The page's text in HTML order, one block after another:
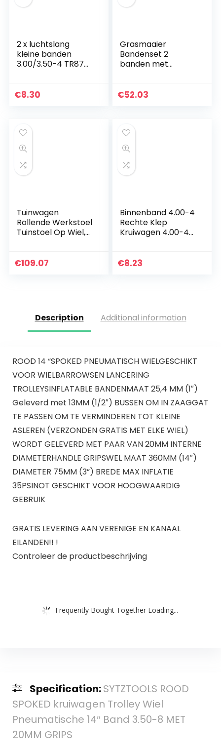
2 x luchtslang
kleine banden
3.00/3.50-4 TR87
banden
€8.30
Grasmaaier
Bandenset 2
banden met
16×6.50-8 4PR
€52.03
Tuinwagen
Rollende Werkstoel
Tuinstoel Op Wiel,
Het Planten Van
€109.07
Binnenband 4.00-4
Rechte Klep
Kruiwagen 4.00-4
€8.23
Description Additional information
ROOD 14 “SPOKED PNEUMATISCH WIELGESCHIKT
VOOR WIELBARROWSEN LANCERING
TROLLEYSINFLATABLE BANDENMAAT 25,4 MM (1″)
Geleverd met 13MM (1/2″) BUSSEN OM IN ZAAGGAT
TE PASSEN OM TE VERMINDEREN TOT KLEINE
ASLEREN (VERZONDEN GRATIS MET ELKE WIEL)
WORDT GELEVERD MET PAAR VAN 20MM INTERNE
DIAMETERHANDLE GRIPSWEL MAAT 360MM (14″)
DIAMETER 75MM (3”) BREDE MAX INFLATIE
35PSINOT GESCHIKT VOOR HOOGWAARDIG
GEBRUIK
GRATIS LEVERING AAN VERENIGE EN KANAAL
EILANDEN!! !
Controleer de productbeschrijving
Frequently Bought Together Loading...
Specification:SYTZTOOLS ROOD
SPOKED kruiwagen Trolley Wiel
Pneumatische 14″ Band 3.50-8 MET
20MM GRIPS